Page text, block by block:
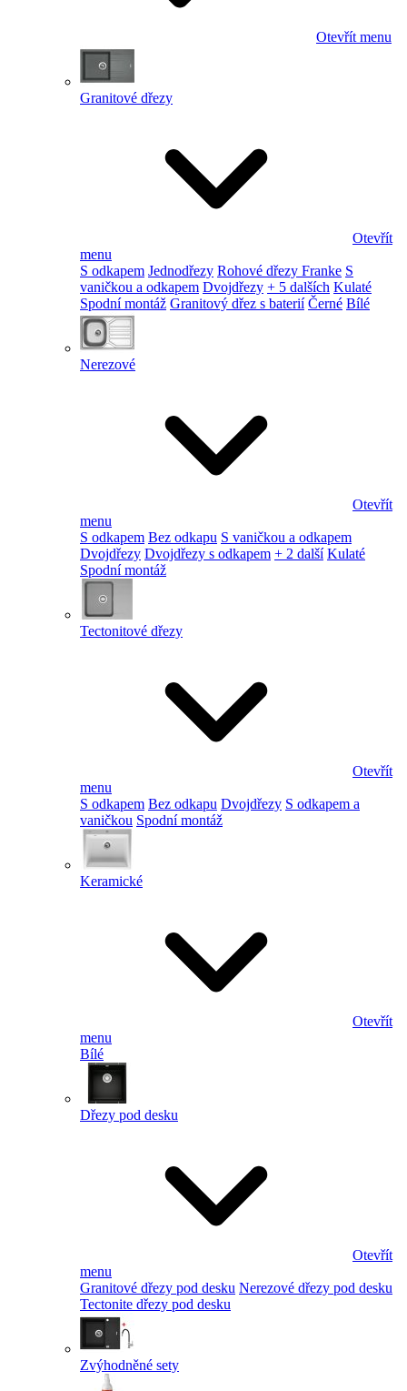
Otevřít menu
Granitové dřezy
Otevřít
menu
S odkapem Jednodřezy Rohové dřezy Franke S
vaničkou a odkapem Dvojdřezy + 5 dalších Kulaté
Spodní montáž Granitový dřez s baterií Černé Bílé
Nerezové
Otevřít
menu
S odkapem Bez odkapu S vaničkou a odkapem
Dvojdřezy Dvojdřezy s odkapem + 2 další Kulaté
Spodní montáž
Tectonitové dřezy
Otevřít
menu
S odkapem Bez odkapu Dvojdřezy S odkapem a
vaničkou Spodní montáž
Keramické
Otevřít
menu
Bílé
Dřezy pod desku
Otevřít
menu
Granitové dřezy pod desku Nerezové dřezy pod desku
Tectonite dřezy pod desku
Zvýhodněné sety